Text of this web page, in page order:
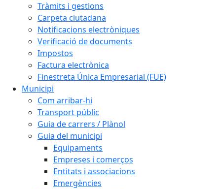
Tràmits i gestions
Carpeta ciutadana
Notificacions electròniques
Verificació de documents
Impostos
Factura electrònica
Finestreta Única Empresarial (FUE)
Municipi
Com arribar-hi
Transport públic
Guia de carrers / Plànol
Guia del municipi
Equipaments
Empreses i comerços
Entitats i associacions
Emergències